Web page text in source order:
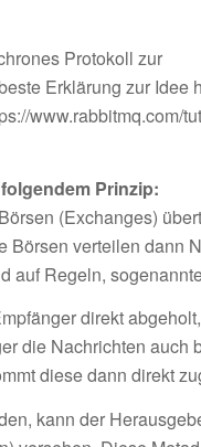
Protokoll zur
Erklärung zur Idee
www.rabbitmq.com/
Prinzip:
(Exchanges)
Börsen verteilen dann
auf Regeln,
direkt
die Nachrichten auch
diese dann direkt
kann der